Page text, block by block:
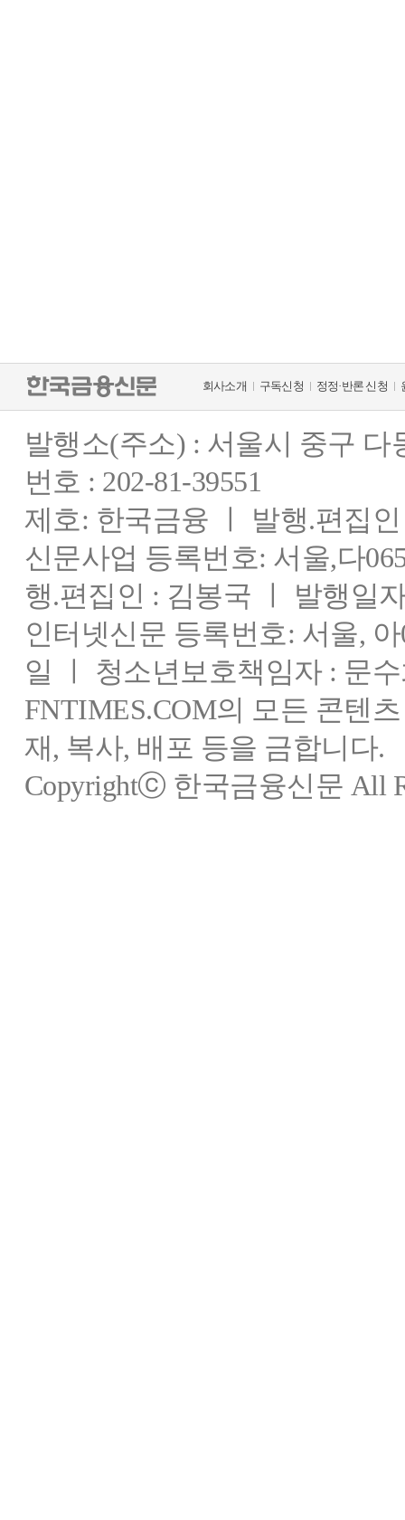
회사소개 구독신청 정정·반론 신청
발행소(주소) : 서울시 중구
번호 : 202-81-39551
제호: 한국금융 ㅣ 발행.편집
신문사업 등록번호: 서울,다
행.편집인 : 김봉국 ㅣ 발행일
인터넷신문 등록번호: 서울,
일 ㅣ 청소년보호책임자 : 문
FNTIMES.COM의 모든 콘텐
재, 복사, 배포 등을 금합니다.
Copyrightⓒ 한국금융신문 All